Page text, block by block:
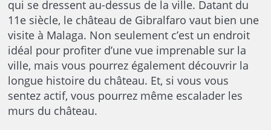
qui se dressent au-dessus de la ville. Datant du
11e siècle, le château de Gibralfaro vaut bien une
visite à Malaga. Non seulement c’est un endroit
idéal pour profiter d’une vue imprenable sur la
ville, mais vous pourrez également découvrir la
longue histoire du château. Et, si vous vous
sentez actif, vous pourrez même escalader les
murs du château.